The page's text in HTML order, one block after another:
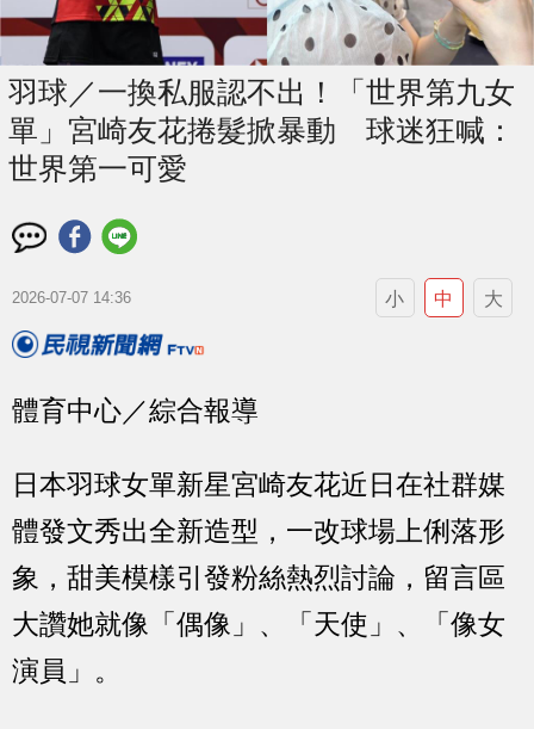
羽球／一換私服認不出！「世界第九女
單」宮崎友花捲髮掀暴動 球迷狂喊：
世界第一可愛
2026-07-07 14:36 小 中 大
體育中心／綜合報導
日本羽球女單新星宮崎友花近日在社群媒
體發文秀出全新造型，一改球場上俐落形
象，甜美模樣引發粉絲熱烈討論，留言區
大讚她就像「偶像」、「天使」、「像女
演員」。